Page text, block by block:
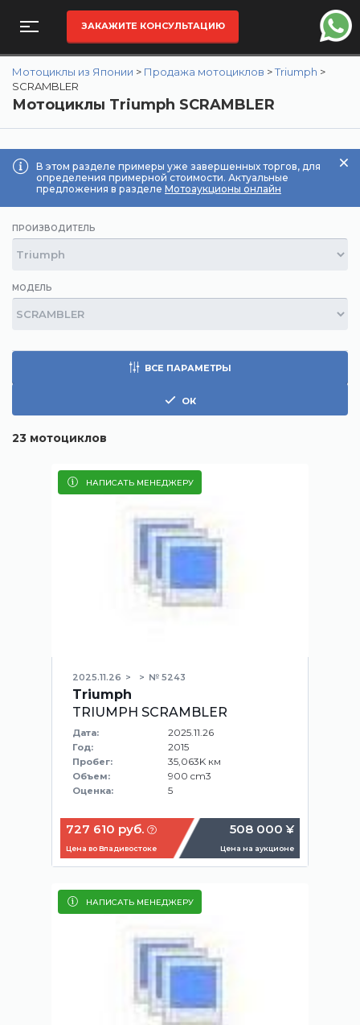
ЗАКАЖИТЕ КОНСУЛЬТАЦИЮ
Мотоциклы из Японии > Продажа мотоциклов >Triumph >
SCRAMBLER
Мотоциклы Triumph SCRAMBLER
В этом разделе примеры уже завершенных торгов, для
определения примерной стоимости. Актуальные
предложения в разделе Мотоаукционы онлайн
ПРОИЗВОДИТЕЛЬ
МОДЕЛЬ
ВСЕ ПАРАМЕТРЫ
ОК
23 мотоциклов
НАПИСАТЬ МЕНЕДЖЕРУ
2025.11.26 № 5243
Triumph
TRIUMPH SCRAMBLER
Дата: 2025.11.26
Год: 2015
Пробег: 35,063K км
Объем: 900 cm3
Оценка: 5
727 610 руб.
Цена во Владивостоке
508 000 ¥
Цена на аукционе
НАПИСАТЬ МЕНЕДЖЕРУ